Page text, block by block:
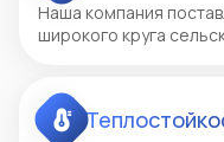
Наша компания
широкого круга